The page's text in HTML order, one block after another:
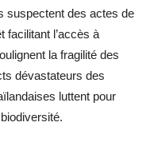
suspectent des actes de
facilitant l’accès à
la fragilité des
dévastateurs des
luttent pour